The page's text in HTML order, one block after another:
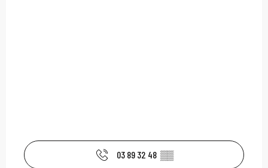
03 89 32 48 ▒▒